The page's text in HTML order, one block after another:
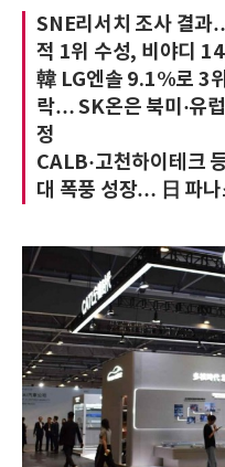
SNE리서치 조사 결
적 1위 수성, 비야디
韓 LG엔솔 9.1%로 3
락… SK온은 북미·유
정
CALB·고천하이테크
대 폭풍 성장… 日 파